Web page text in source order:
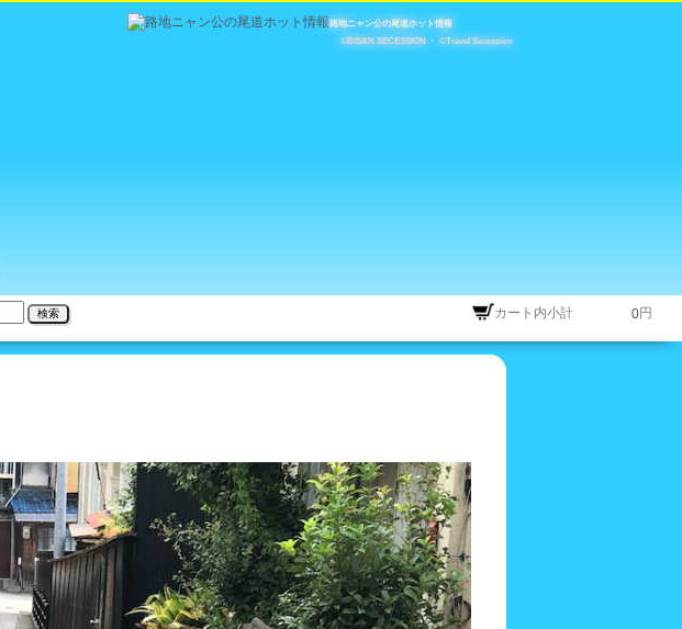
路地ニャン公の尾道ホット情報
©BISAN SECESSION
・ ©Travel Secession
検索 カート内小計 円